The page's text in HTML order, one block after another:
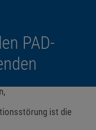
PAD-
ist die